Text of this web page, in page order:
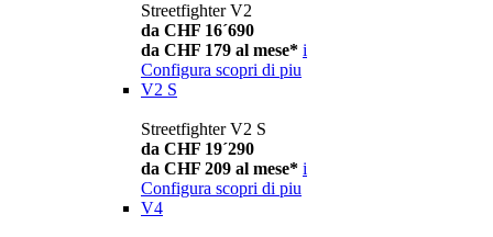
Streetfighter V2
da CHF 16´690
da CHF 179 al mese* i
Configura scopri di piu
V2 S
Streetfighter V2 S
da CHF 19´290
da CHF 209 al mese* i
Configura scopri di piu
V4